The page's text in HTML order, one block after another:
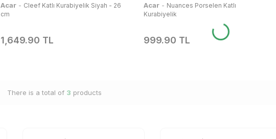
Acar - Cleef Katlı Kurabiyelik Siyah - 26
cm
1,649.90 TL
Acar - Nuances Porselen Katlı
Kurabiyelik
999.90 TL
There is a total of 3 products